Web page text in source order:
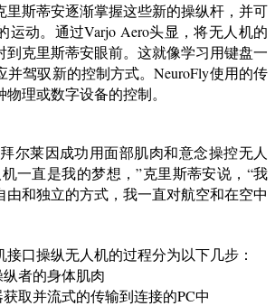
里斯蒂安逐渐掌握这些新的操纵杆，并可
运动。通过Varjo Aero头显，将无人机的
到克里斯蒂安眼前。这就像学习用键盘一
并驾驭新的控制方式。NeuroFly使用的传
理或数字设备的控制。
尔莱因成功用面部肌肉和意念操控无人
一直是我的梦想，”克里斯蒂安说，“我
由和独立的方式，我一直对航空和在空中
口操纵无人机的过程分为以下几步：
者的身体肌肉
取并流式的传输到连接的PC中